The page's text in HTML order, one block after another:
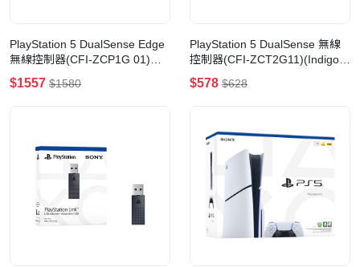
PlayStation 5 DualSense Edge
無線控制器(CFI-ZCP1G 01)
(Midnight Black 午夜黑)
$1557 $1580
PlayStation 5 DualSense 無線
控制器(CFI-ZCT2G11)(Indigo
閃耀靛紫)
$578 $628